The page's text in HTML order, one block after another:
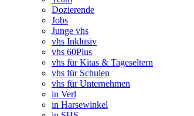
Dozierende
Jobs
Junge vhs
vhs Inklusiv
vhs 60Plus
vhs für Kitas & Tageseltern
vhs für Schulen
vhs für Unternehmen
in Verl
in Harsewinkel